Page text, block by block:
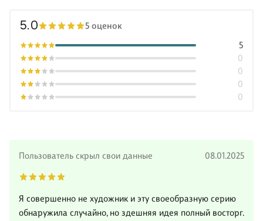
5.0 5 оценок
0
0
0
0
5
Пользователь скрыл свои данные 08.01.2025
Я совершенно не художник и эту своеобразную серию
обнаружила случайно, но здешняя идея полный восторг.